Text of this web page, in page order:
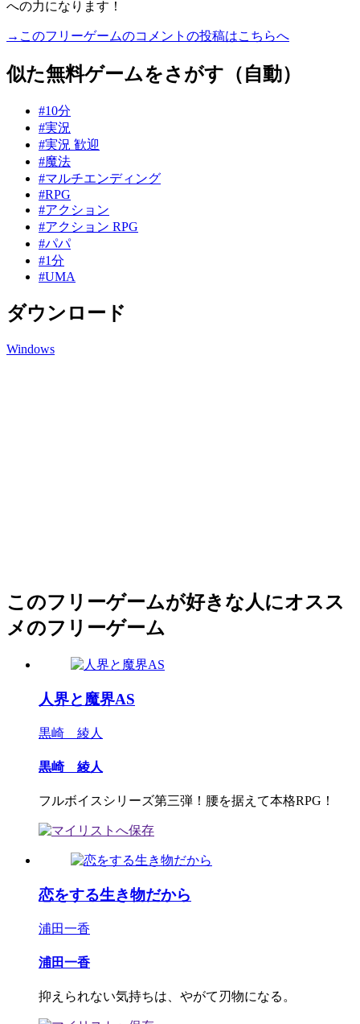
への力になります！
→このフリーゲームのコメントの投稿はこちらへ
似た無料ゲームをさがす（自動）
#10分
#実況
#実況 歓迎
#魔法
#マルチエンディング
#RPG
#アクション
#アクション RPG
#パパ
#1分
#UMA
ダウンロード
Windows
このフリーゲームが好きな人にオスス
メのフリーゲーム
人界と魔界AS
黒崎 綾人
黒崎 綾人
フルボイスシリーズ第三弾！腰を据えて本格RPG！
恋をする生き物だから
浦田一香
浦田一香
抑えられない気持ちは、やがて刃物になる。